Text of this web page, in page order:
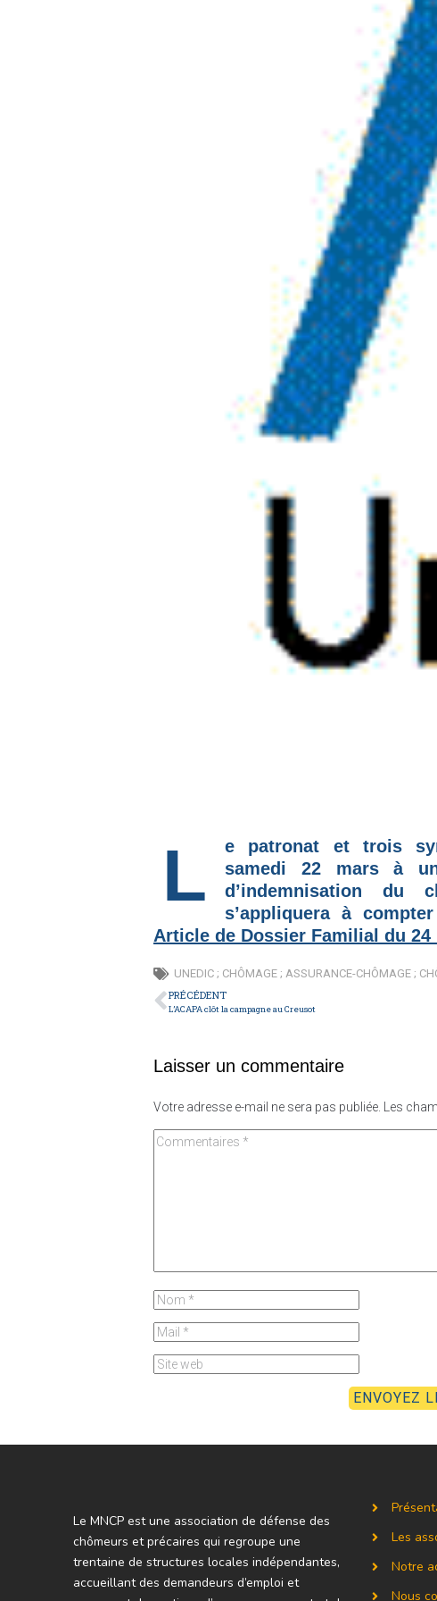
Le patronat et trois syndicats de salariés sont parvenus
samedi 22 mars à
d’indemnisation du
s’appliquera à
Article de Dossier Familial du 24
UNEDIC ; CHÔMAGE ; ASSURANCE-CHÔMAGE ;
PRÉCÉDENT
L’ACAPA clôt la campagne au Creusot
Laisser un commentaire
Votre adresse e-mail ne sera pas publiée. Les
Le MNCP est une association de défense des
chômeurs et précaires qui regroupe une
trentaine de structures locales indépendantes,
accueillant des demandeurs d’emploi et
Les
Notre
Nous